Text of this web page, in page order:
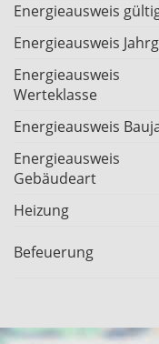
Energieausweis
Energieausweis
Energieausweis
Werteklasse
Energieausweis
Energieausweis
Gebäudeart
Heizung
Befeuerung